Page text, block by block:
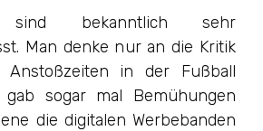
sind bekanntlich sehr
Man denke nur an die Kritik
in der Fußball
gab sogar mal Bemühungen
die digitalen Werbebanden